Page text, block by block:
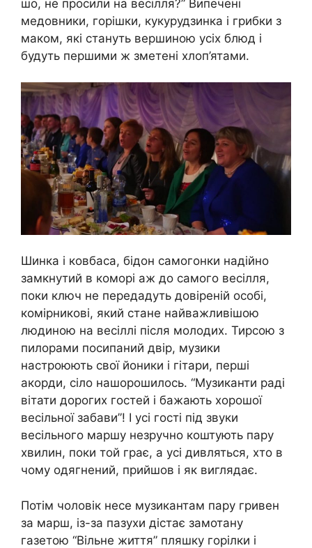
шо, не просили на весілля?” Випечені
медовники, горішки, кукурудзинка і грибки з
маком, які стануть вершиною усіх блюд і
будуть першими ж зметені хлоп’ятами.
Шинка і ковбаса, бідон самогонки надійно
замкнутий в коморі аж до самого весілля,
поки ключ не передадуть довіреній особі,
комірникові, який стане найважливішою
людиною на весіллі після молодих. Тирсою з
пилорами посипаний двір, музики
настроюють свої йоники і гітари, перші
акорди, сіло нашорошилось. “Музиканти раді
вітати дорогих гостей і бажають хорошої
весільної забави”! І усі гості під звуки
весільного маршу незручно коштують пару
хвилин, поки той грає, а усі дивляться, хто в
чому одягнений, прийшов і як виглядає.
Потім чоловік несе музикантам пару гривен
за марш, із-за пазухи дістає замотану
газетою “Вільне життя” пляшку горілки і